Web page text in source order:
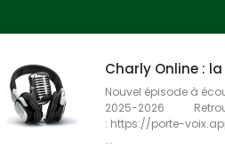
Charly Online :
Nouvel épisode à
2025-2026
: https://porte-
...